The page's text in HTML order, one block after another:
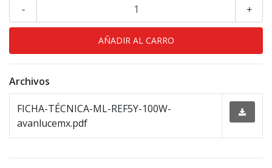
+
-
Archivos
FICHA-TÉCNICA-ML-REF5Y-100W-
avanlucemx.pdf